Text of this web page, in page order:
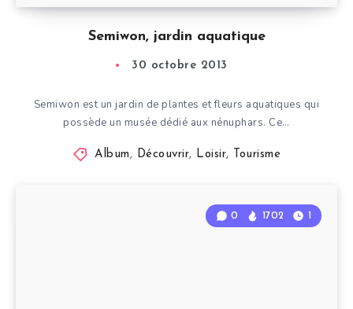
Semiwon, jardin aquatique
30 octobre 2013
Semiwon est un jardin de plantes et fleurs aquatiques qui
possède un musée dédié aux nénuphars. Ce…
Album, Découvrir, Loisir, Tourisme
0 1702 1